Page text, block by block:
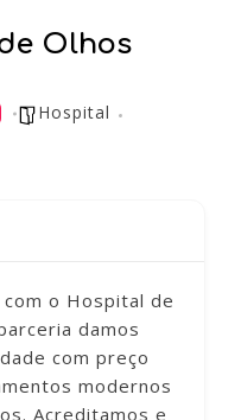
Olhos
Hospital
o Hospital de
damos
com preço
modernos
Acreditamos e